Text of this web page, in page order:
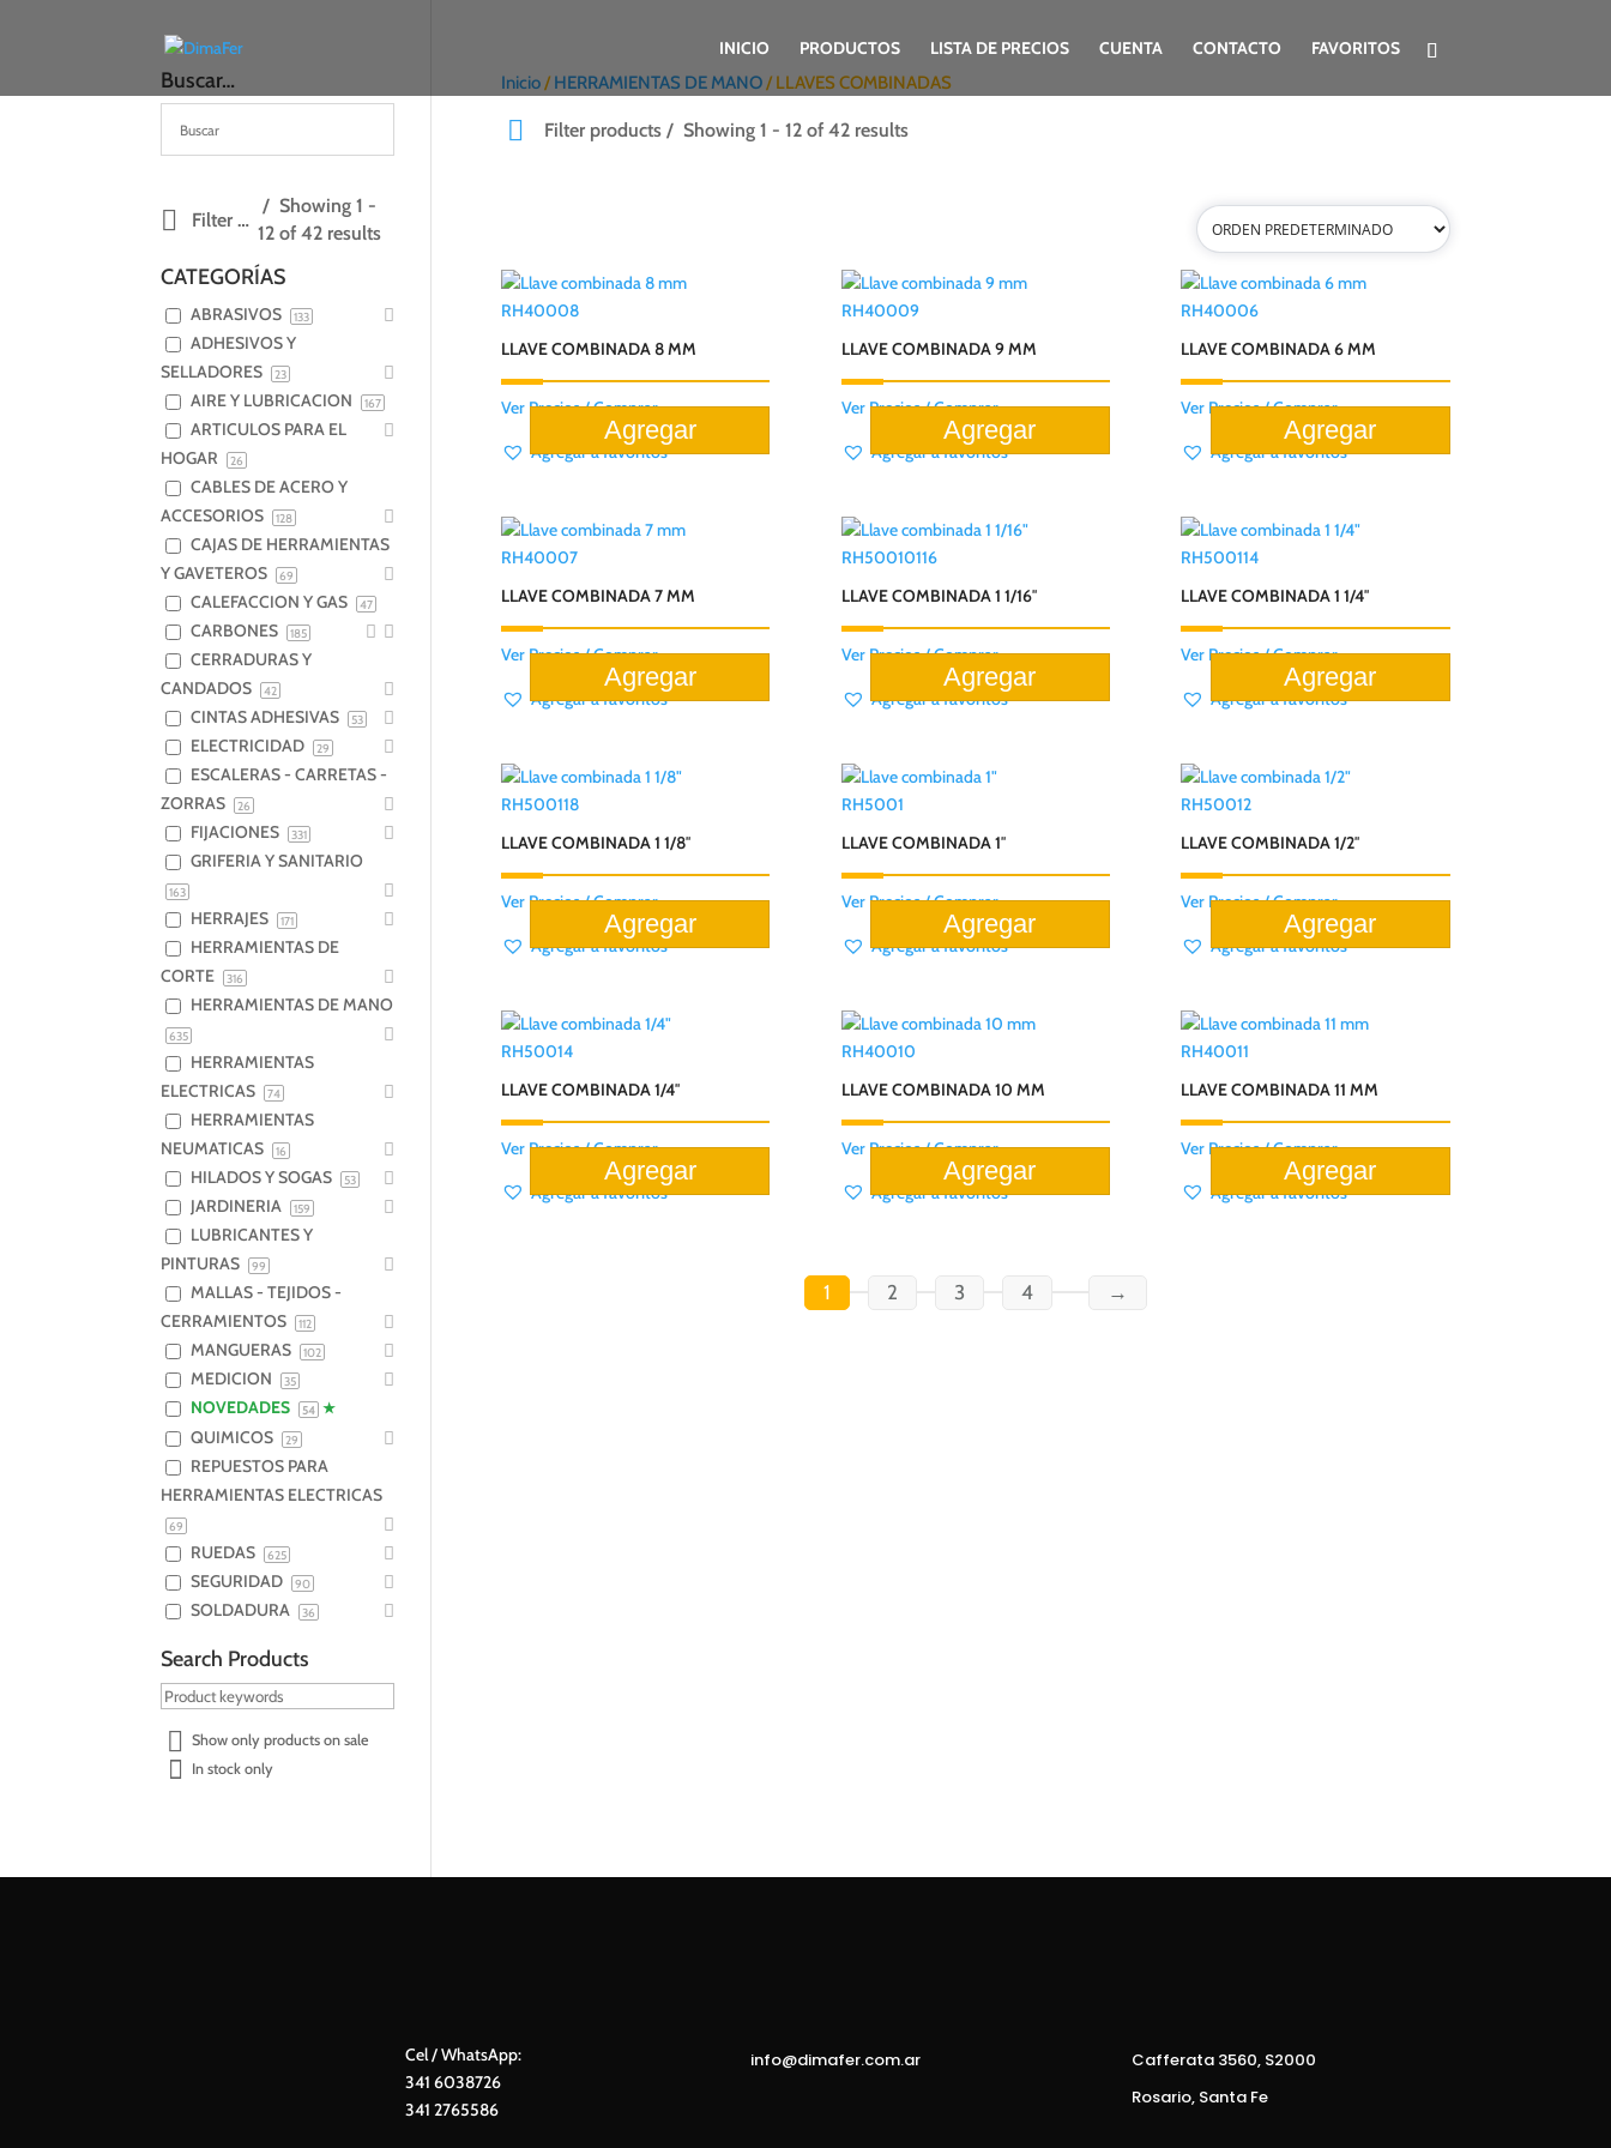
INICIO PRODUCTOS LISTA DE PRECIOS CUENTA CONTACTO
FAVORITOS
Inicio/HERRAMIENTAS DE MANO/ LLAVES COMBINADAS
Filter products Showing 1 - 12 of 42 results
RH40008
LLAVE COMBINADA 8 MM
Ver Precios / Comprar
Agregar a favoritos
RH40009
LLAVE COMBINADA 9 MM
Ver Precios / Comprar
Agregar a favoritos
RH40006
LLAVE COMBINADA 6 MM
Ver Precios / Comprar
Agregar a favoritos
RH40007
LLAVE COMBINADA 7 MM
Ver Precios / Comprar
Agregar a favoritos
RH50010116
LLAVE COMBINADA 1 1/16″
Ver Precios / Comprar
Agregar a favoritos
RH500114
LLAVE COMBINADA 1 1/4″
Ver Precios / Comprar
Agregar a favoritos
RH500118
LLAVE COMBINADA 1 1/8″
Ver Precios / Comprar
Agregar a favoritos
RH5001
LLAVE COMBINADA 1″
Ver Precios / Comprar
Agregar a favoritos
RH50012
LLAVE COMBINADA 1/2″
Ver Precios / Comprar
Agregar a favoritos
RH50014
LLAVE COMBINADA 1/4″
Ver Precios / Comprar
Agregar a favoritos
RH40010
LLAVE COMBINADA 10 MM
Ver Precios / Comprar
Agregar a favoritos
RH40011
LLAVE COMBINADA 11 MM
Ver Precios / Comprar
Agregar a favoritos
1 2 3 4 →
Buscar…
Filter products
Showing 1 -
12 of 42 results
CATEGORÍAS
ABRASIVOS 133
ADHESIVOS Y
SELLADORES
23
AIRE Y LUBRICACION 167
ARTICULOS PARA EL
HOGAR
26
CABLES DE ACERO Y
ACCESORIOS
128
CAJAS DE HERRAMIENTAS
Y GAVETEROS
69
CALEFACCION Y GAS 47
CARBONES 185
CERRADURAS Y
CANDADOS
42
CINTAS ADHESIVAS 53
ELECTRICIDAD 29
ESCALERAS - CARRETAS -
ZORRAS
26
FIJACIONES 331
GRIFERIA Y SANITARIO
163
HERRAJES 171
HERRAMIENTAS DE
CORTE
316
HERRAMIENTAS DE MANO
635
HERRAMIENTAS
ELECTRICAS
74
HERRAMIENTAS
NEUMATICAS
16
HILADOS Y SOGAS 53
JARDINERIA 159
LUBRICANTES Y
PINTURAS
99
MALLAS - TEJIDOS -
CERRAMIENTOS
112
MANGUERAS 102
MEDICION 35
NOVEDADES 54
QUIMICOS 29
REPUESTOS PARA
HERRAMIENTAS ELECTRICAS
69
RUEDAS 625
SEGURIDAD 90
SOLDADURA 36
Search Products
Show only products on sale
In stock only
Cel / WhatsApp:
341 6038726
341 2765586
info@dimafer.com.ar
Cafferata 3560, S2000
Rosario, Santa Fe